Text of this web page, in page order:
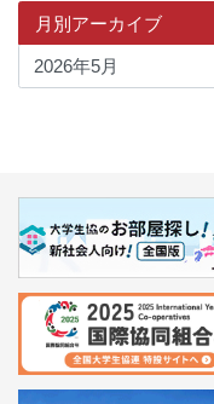
月別アーカイブ